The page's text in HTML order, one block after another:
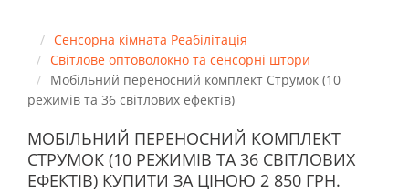
Сенсорна кімната Реабілітація
Світлове оптоволокно та сенсорні штори
Мобільний переносний комплект Струмок (10
режимів та 36 світлових ефектів)
МОБІЛЬНИЙ ПЕРЕНОСНИЙ КОМПЛЕКТ
СТРУМОК (10 РЕЖИМІВ ТА 36 СВІТЛОВИХ
ЕФЕКТІВ) КУПИТИ ЗА ЦІНОЮ 2 850 ГРН.